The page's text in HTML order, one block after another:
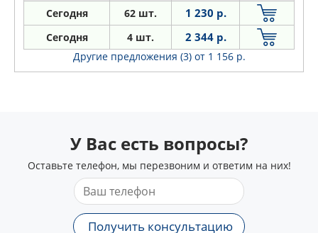
Altima
Aprio
Armada
Cima
Сегодня 62 шт. 1 230 р.
Сегодня 4 шт. 2 344 р.
Другие предложения (3) от 1 156 р.
У Вас есть вопросы?
Оставьте телефон, мы перезвоним и ответим на них!
Получить консультацию